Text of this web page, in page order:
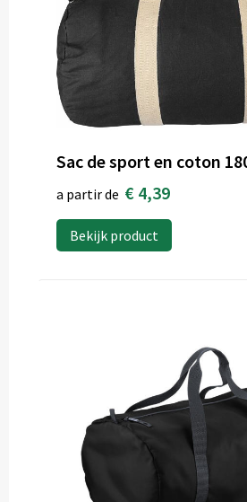
Sac de sport en coton
a partir de € 4,39
Bekijk product